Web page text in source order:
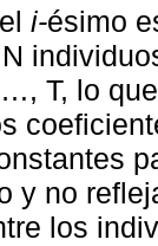
i-ésimo
T, lo
y no
los